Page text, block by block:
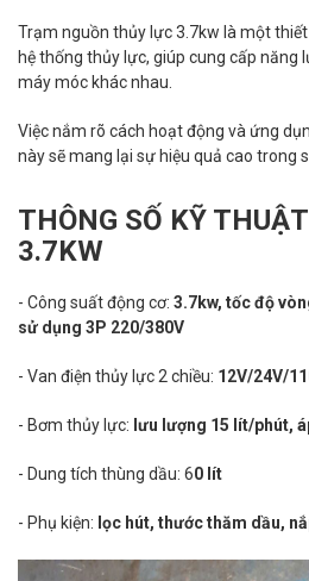
Trạm nguồn thủy lực 3.7kw là một
hệ thống thủy lực, giúp cung cấp năng
máy móc khác nhau.
Việc nắm rõ cách hoạt động và ứng
này sẽ mang lại sự hiệu quả cao trong
THÔNG SỐ KỸ
3.7KW
- Công suất động cơ: 3.7kw, tốc độ
sử dụng 3P 220/380V
- Van điện thủy lực 2 chiều: 12V/24V/
- Bơm thủy lực: lưu lượng 15 lít/phút,
- Dung tích thùng dầu: 60 lít
- Phụ kiện: lọc hút, thước thăm dầu,